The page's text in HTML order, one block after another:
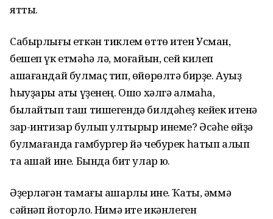
ятты.
Сабырлығы еткән тиклем өттө итен Усман,
бешеп үк етмәһә лә, моғайын, сей килеп
ашағандай булмаҫ тип, өйөрөлтә бирҙе. Ауыҙ
һыуҙары аҡты үҙенең. Ошо хәлгә ҡалмаһа,
былайтып таш тишегендә билдәһеҙ кейек итенә
зар-интизар булып ултырыр инеме? Әсәһе өйҙә
булмағанда гамбургер йә чебурек һатып алып
та ашай ине. Бында бит улар юҡ.
Әҙерләгән тамағы ашарлыҡ ине. Ҡаты, әммә
сәйнәп йоторлоҡ. Нимә ите икәнлеген